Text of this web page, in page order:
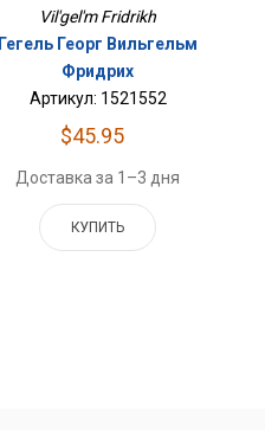
Vil'gel'm Fridrikh
Гегель Георг Вильгельм
Фридрих
Артикул: 1521552
$45.95
Доставка за 1–3 дня
КУПИТЬ